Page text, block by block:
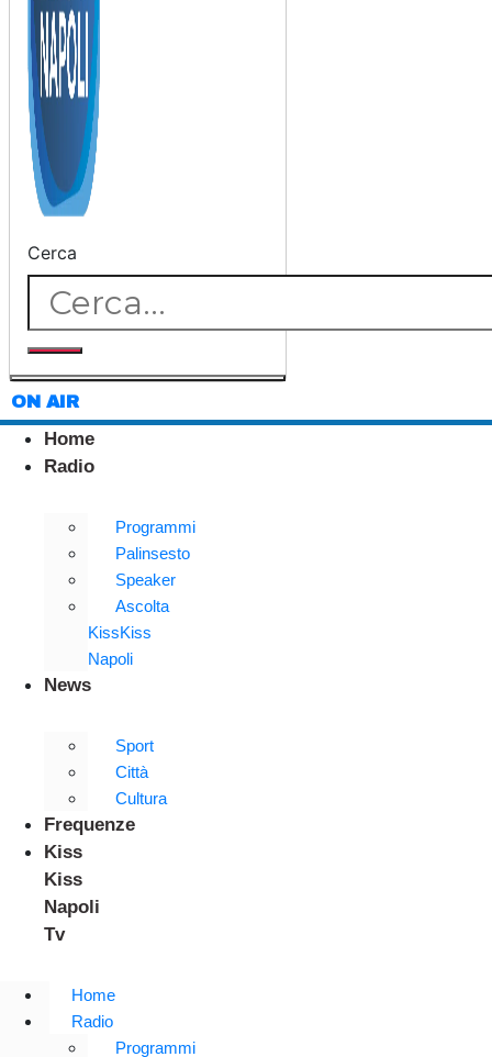
Cerca
ON AIR
Home
Radio
Programmi
Palinsesto
Speaker
Ascolta
KissKiss
Napoli
News
Sport
Città
Cultura
Frequenze
Kiss
Kiss
Napoli
Tv
Home
Radio
Programmi